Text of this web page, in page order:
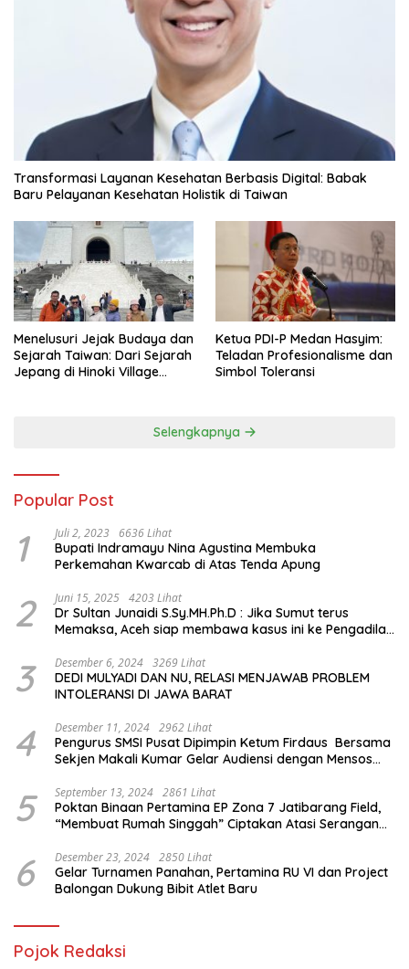
Transformasi Layanan Kesehatan Berbasis Digital: Babak
Baru Pelayanan Kesehatan Holistik di Taiwan
Menelusuri Jejak Budaya dan
Sejarah Taiwan: Dari Sejarah
Jepang di Hinoki Village
Ketua PDI-P Medan Hasyim:
Teladan Profesionalisme dan
Simbol Toleransi
Selengkapnya
Popular Post
1 Juli 2, 2023 6636 Lihat
Bupati Indramayu Nina Agustina Membuka
Perkemahan Kwarcab di Atas Tenda Apung
2 Juni 15, 2025 4203 Lihat
Dr Sultan Junaidi S.Sy.MH.Ph.D : Jika Sumut terus
Memaksa, Aceh siap membawa kasus ini ke Pengadilan
3 Desember 6, 2024 3269 Lihat
DEDI MULYADI DAN NU, RELASI MENJAWAB PROBLEM
INTOLERANSI DI JAWA BARAT
4 Desember 11, 2024 2962 Lihat
Pengurus SMSI Pusat Dipimpin Ketum Firdaus Bersama
Sekjen Makali Kumar Gelar Audiensi dengan Mensos
5 September 13, 2024 2861 Lihat
Poktan Binaan Pertamina EP Zona 7 Jatibarang Field,
“Membuat Rumah Singgah” Ciptakan Atasi Serangan
6 Desember 23, 2024 2850 Lihat
Gelar Turnamen Panahan, Pertamina RU VI dan Project
Balongan Dukung Bibit Atlet Baru
Pojok Redaksi